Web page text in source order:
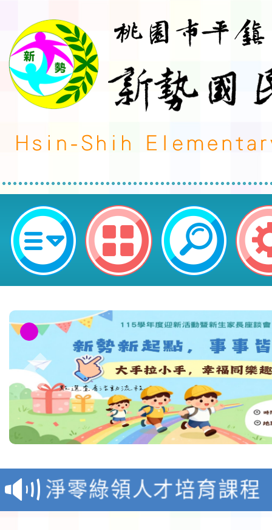
本市13區種子教師增能研習「都市
繩」，歡迎各級學校教師踴躍參與
新勢國民小學
教育部校安中心白海豚
報
淨零綠領人才培育課程
檢送桃園市115學年度